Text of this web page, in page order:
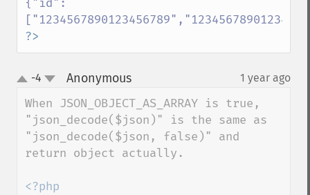
{"id":
?>
up-4 Anonymous¶ 1 year ago
When JSON_OBJECT_AS_ARRAY is true,
"json_decode($json)" is the same as
"json_decode($json, false)" and
return object actually.
<?php